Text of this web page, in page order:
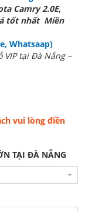
Camry 2.0E,
tốt nhất Miền
Whatsaap)
tại Đà Nẵng –
vui lòng điền
TẠI ĐÀ NẴNG